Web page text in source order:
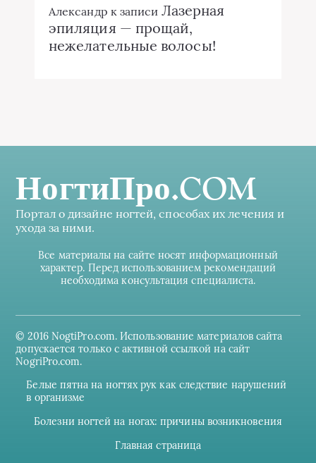
Александр к записи Лазерная
эпиляция — прощай,
нежелательные волосы!
НогтиПро.COM
Портал о дизайне ногтей, способах их лечения и
ухода за ними.
Все материалы на сайте носят информационный
характер. Перед использованием рекомендаций
необходима консультация специалиста.
© 2016 NogtiPro.com. Использование материалов сайта
допускается только с активной ссылкой на сайт
NogriPro.com.
Белые пятна на ногтях рук как следствие нарушений
в организме
Болезни ногтей на ногах: причины возникновения
Главная страница